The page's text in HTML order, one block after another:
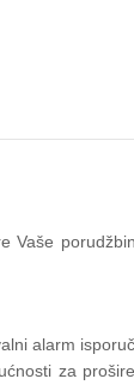
Vaše
alarm
za